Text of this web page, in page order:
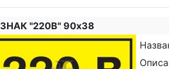
ЗНАК "220В" 90х38